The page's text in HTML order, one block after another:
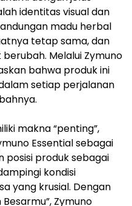
identitas visual dan
madu herbal
tetap sama, dan
Melalui Zymuno
bahwa produk ini
setiap perjalanan
makna “penting”,
Essential sebagai
posisi produk sebagai
kondisi
yang krusial. Dengan
Zymuno